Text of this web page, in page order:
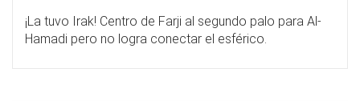
¡La tuvo Irak! Centro de Farji al segundo palo para Al-
Hamadi pero no logra conectar el esférico.